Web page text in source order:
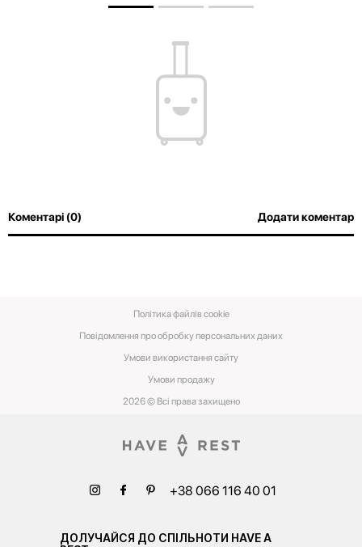
Коментарі (0) Додати коментар
2026 © Всі права захищено
Повідомлення про обробку персональних даних
Умови використання сайту
Умови‌ ‌продажу‌
Політика файлів cookie
+38 066 116 40 01
ДОЛУЧАЙСЯ ДО СПІЛЬНОТИ HAVE A